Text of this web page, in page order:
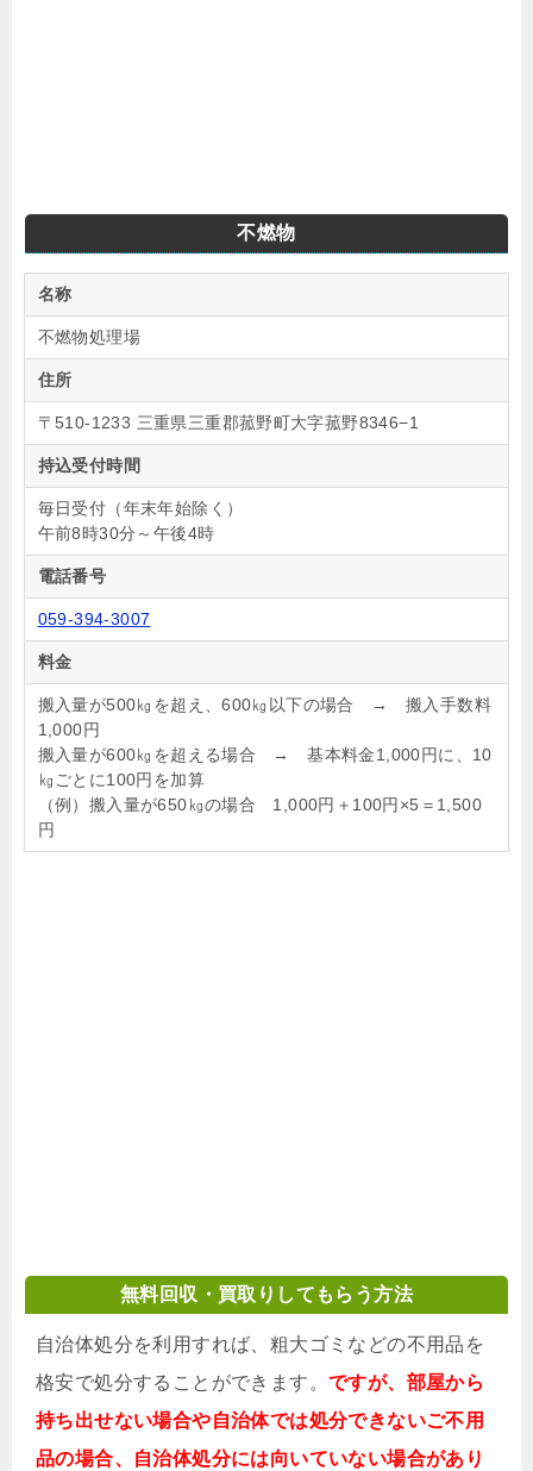
不燃物
名称
不燃物処理場
住所
〒510-1233 三重県三重郡菰野町大字菰野8346−1
持込受付時間
毎日受付（年末年始除く）
午前8時30分～午後4時
電話番号
059-394-3007
料金
搬入量が500㎏を超え、600㎏以下の場合 → 搬入手数料
1,000円
搬入量が600㎏を超える場合 → 基本料金1,000円に、10
㎏ごとに100円を加算
（例）搬入量が650㎏の場合 1,000円＋100円×5＝1,500
円
無料回収・買取りしてもらう方法
自治体処分を利用すれば、粗大ゴミなどの不用品を
格安で処分することができます。 ですが、部屋から
持ち出せない場合や自治体では処分できないご不用
品の場合、自治体処分には向いていない場合があり